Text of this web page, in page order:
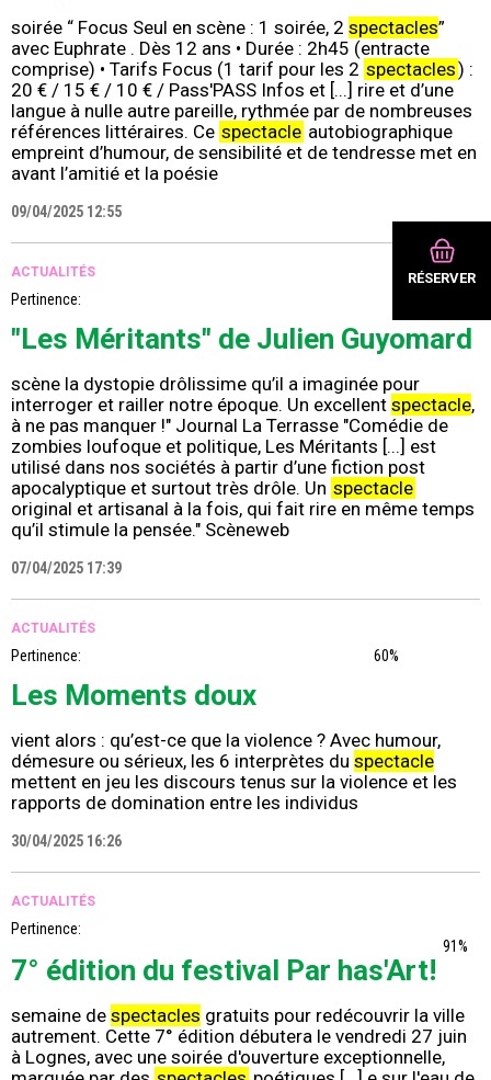
RÉSERVER
soirée “ Focus Seul en scène : 1 soirée, 2 spectacles”
avec Euphrate . Dès 12 ans • Durée : 2h45 (entracte
comprise) • Tarifs Focus (1 tarif pour les 2 spectacles) :
20 € / 15 € / 10 € / Pass'PASS Infos et [...] rire et d’une
langue à nulle autre pareille, rythmée par de nombreuses
références littéraires. Ce spectacle autobiographique
empreint d’humour, de sensibilité et de tendresse met en
avant l’amitié et la poésie
09/04/2025 12:55
ACTUALITÉS
Pertinence:
"Les Méritants" de Julien Guyomard
scène la dystopie drôlissime qu’il a imaginée pour
interroger et railler notre époque. Un excellent spectacle,
à ne pas manquer !" Journal La Terrasse "Comédie de
zombies loufoque et politique, Les Méritants [...] est
utilisé dans nos sociétés à partir d’une fiction post
apocalyptique et surtout très drôle. Un spectacle
original et artisanal à la fois, qui fait rire en même temps
qu’il stimule la pensée." Scèneweb
07/04/2025 17:39
ACTUALITÉS
Pertinence: 60%
Les Moments doux
vient alors : qu’est-ce que la violence ? Avec humour,
démesure ou sérieux, les 6 interprètes du spectacle
mettent en jeu les discours tenus sur la violence et les
rapports de domination entre les individus
30/04/2025 16:26
ACTUALITÉS
Pertinence:
91%
7° édition du festival Par has'Art!
semaine de spectacles gratuits pour redécouvrir la ville
autrement. Cette 7° édition débutera le vendredi 27 juin
à Lognes, avec une soirée d'ouverture exceptionnelle,